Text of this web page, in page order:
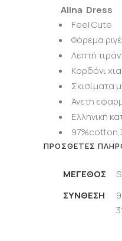
Alina Dress
Feel Cute
Φόρεμα
Λεπτή
Κορδόνι
Σκισίματα
Άνετη
Ελληνική
ΠΡΌΣΘΕΤΕΣ
ΜΈΓΕΘΟΣ
ΣΥΝΘΕΣΗ